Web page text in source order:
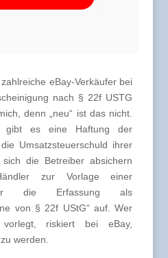
eBay-Verkäufer bei
nach § 22f USTG
denn „neu“ ist das nicht.
gibt es eine Haftung der
Umsatzsteuerschuld ihrer
die Betreiber absichern
zur Vorlage einer
die Erfassung als
von § 22f UStG“ auf. Wer
vorlegt, riskiert bei eBay,
werden.